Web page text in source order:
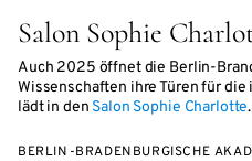
Salon Sophie
Auch 2025 öffnet die Berlin-
Wissenschaften ihre Türen für
lädt in den Salon Sophie Charlotte.
BERLIN-BRADENBURGISCHE